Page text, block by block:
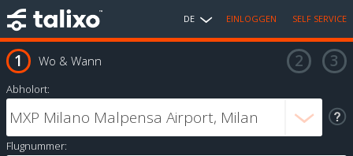
DE EINLOGGEN SELF SERVICE
Wo & Wann
Abholort:
Flugnummer: